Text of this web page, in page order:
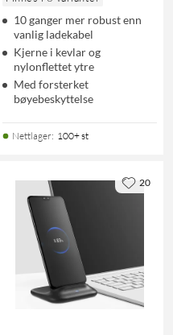
10 ganger mer robust enn
vanlig ladekabel
Kjerne i kevlar og
nylonflettet ytre
Med forsterket
bøyebeskyttelse
Nettlager: 100+ st
20